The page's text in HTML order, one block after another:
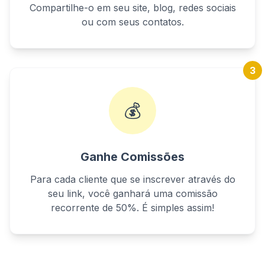
Compartilhe-o em seu site, blog, redes sociais
ou com seus contatos.
💰
3
Ganhe Comissões
Para cada cliente que se inscrever através do
seu link, você ganhará uma comissão
recorrente de 50%. É simples assim!